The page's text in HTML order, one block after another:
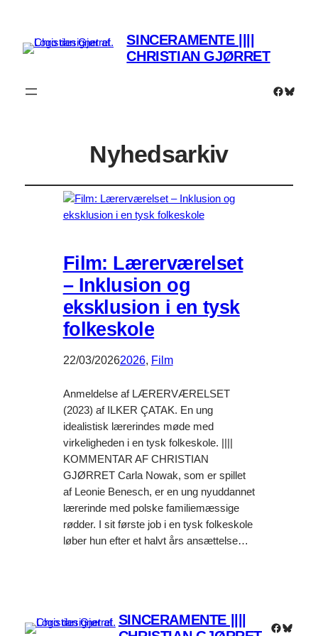
SINCERAMENTE ||||
CHRISTIAN GJØRRET
Nyhedsarkiv
Film: Lærerværelset
– Inklusion og
eksklusion i en tysk
folkeskole
22/03/20262026, Film
Anmeldelse af LÆRERVÆRELSET
(2023) af ILKER ÇATAK. En ung
idealistisk lærerindes møde med
virkeligheden i en tysk folkeskole. ||||
KOMMENTAR AF CHRISTIAN
GJØRRET Carla Nowak, som er spillet
af Leonie Benesch, er en ung nyuddannet
lærerinde med polske familiemæssige
rødder. I sit første job i en tysk folkeskole
løber hun efter et halvt års ansættelse…
SINCERAMENTE ||||